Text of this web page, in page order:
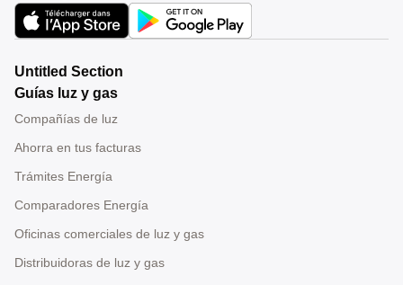
Untitled Section
Guías luz y gas
Compañías de luz
Ahorra en tus facturas
Trámites Energía
Comparadores Energía
Oficinas comerciales de luz y gas
Distribuidoras de luz y gas